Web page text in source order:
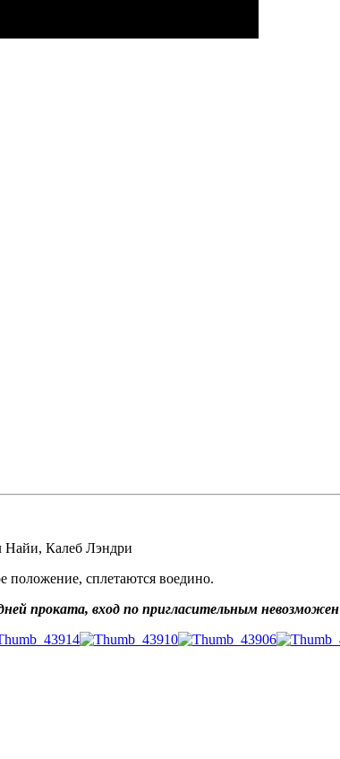
Найи, Калеб Лэндри
положение, сплетаются воедино.
проката, вход по пригласительным невозможен